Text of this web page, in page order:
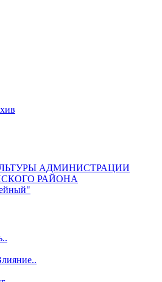
АДМИНИСТРАЦИИ
РАЙОНА